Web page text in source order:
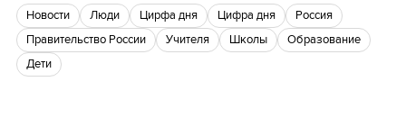
новости люди цирфа дня цифра дня
Россия
Правительство России
Учителя Школы
Образование
Дети